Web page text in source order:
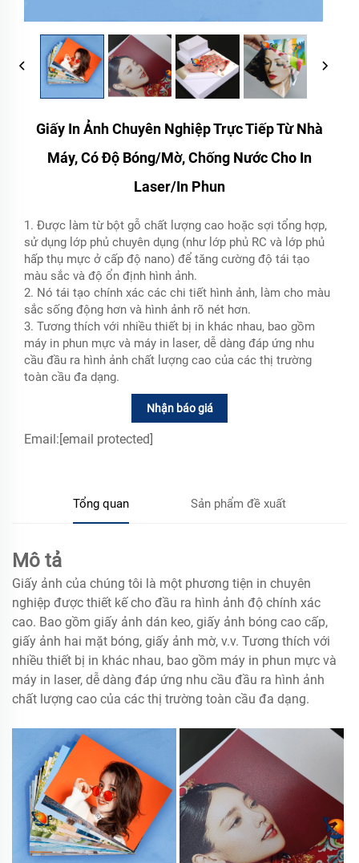
Giấy In Ảnh Chuyên Nghiệp Trực Tiếp Từ Nhà
Máy, Có Độ Bóng/mờ, Chống Nước Cho In
Laser/in Phun
1. Được làm từ bột gỗ chất lượng cao hoặc sợi tổng hợp,
sử dụng lớp phủ chuyên dụng (như lớp phủ RC và lớp phủ
hấp thụ mực ở cấp độ nano) để tăng cường độ tái tạo
màu sắc và độ ổn định hình ảnh.
2. Nó tái tạo chính xác các chi tiết hình ảnh, làm cho màu
sắc sống động hơn và hình ảnh rõ nét hơn.
3. Tương thích với nhiều thiết bị in khác nhau, bao gồm
máy in phun mực và máy in laser, dễ dàng đáp ứng nhu
cầu đầu ra hình ảnh chất lượng cao của các thị trường
toàn cầu đa dạng.
Nhận báo giá
Email:[email protected]
Tổng quan Sản phẩm đề xuất
Mô tả
Giấy ảnh của chúng tôi là một phương tiện in chuyên
nghiệp được thiết kế cho đầu ra hình ảnh độ chính xác
cao. Bao gồm giấy ảnh dán keo, giấy ảnh bóng cao cấp,
giấy ảnh hai mặt bóng, giấy ảnh mờ, v.v. Tương thích với
nhiều thiết bị in khác nhau, bao gồm máy in phun mực và
máy in laser, dễ dàng đáp ứng nhu cầu đầu ra hình ảnh
chất lượng cao của các thị trường toàn cầu đa dạng.